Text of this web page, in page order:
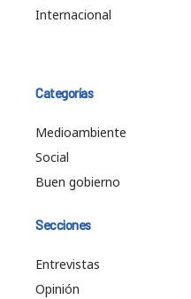
Internacional
Categorías
Medioambiente
Social
Buen gobierno
Secciones
Entrevistas
Opinión